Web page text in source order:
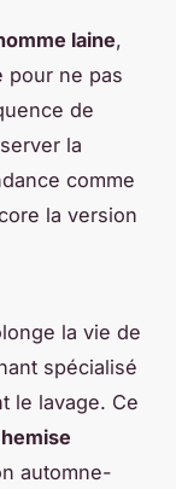
laine,
pour ne pas
de
la
comme
la version
la vie de
spécialisé
le lavage. Ce
automne-